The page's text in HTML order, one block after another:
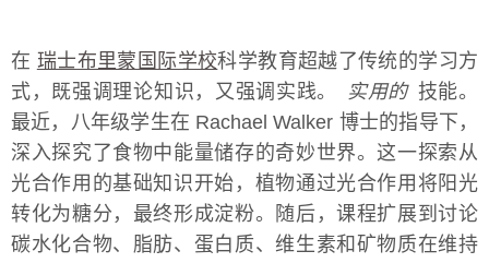
在 瑞士布里蒙国际学校科学教育超越了传统的学习方
式，既强调理论知识，又强调实践。
实用的 技能。
最近，八年级学生在 Rachael Walker 博士的指导下，
深入探究了食物中能量储存的奇妙世界。这一探索从
光合作用的基础知识开始，植物通过光合作用将阳光
转化为糖分，最终形成淀粉。随后，课程扩展到讨论
碳水化合物、脂肪、蛋白质、维生素和矿物质在维持